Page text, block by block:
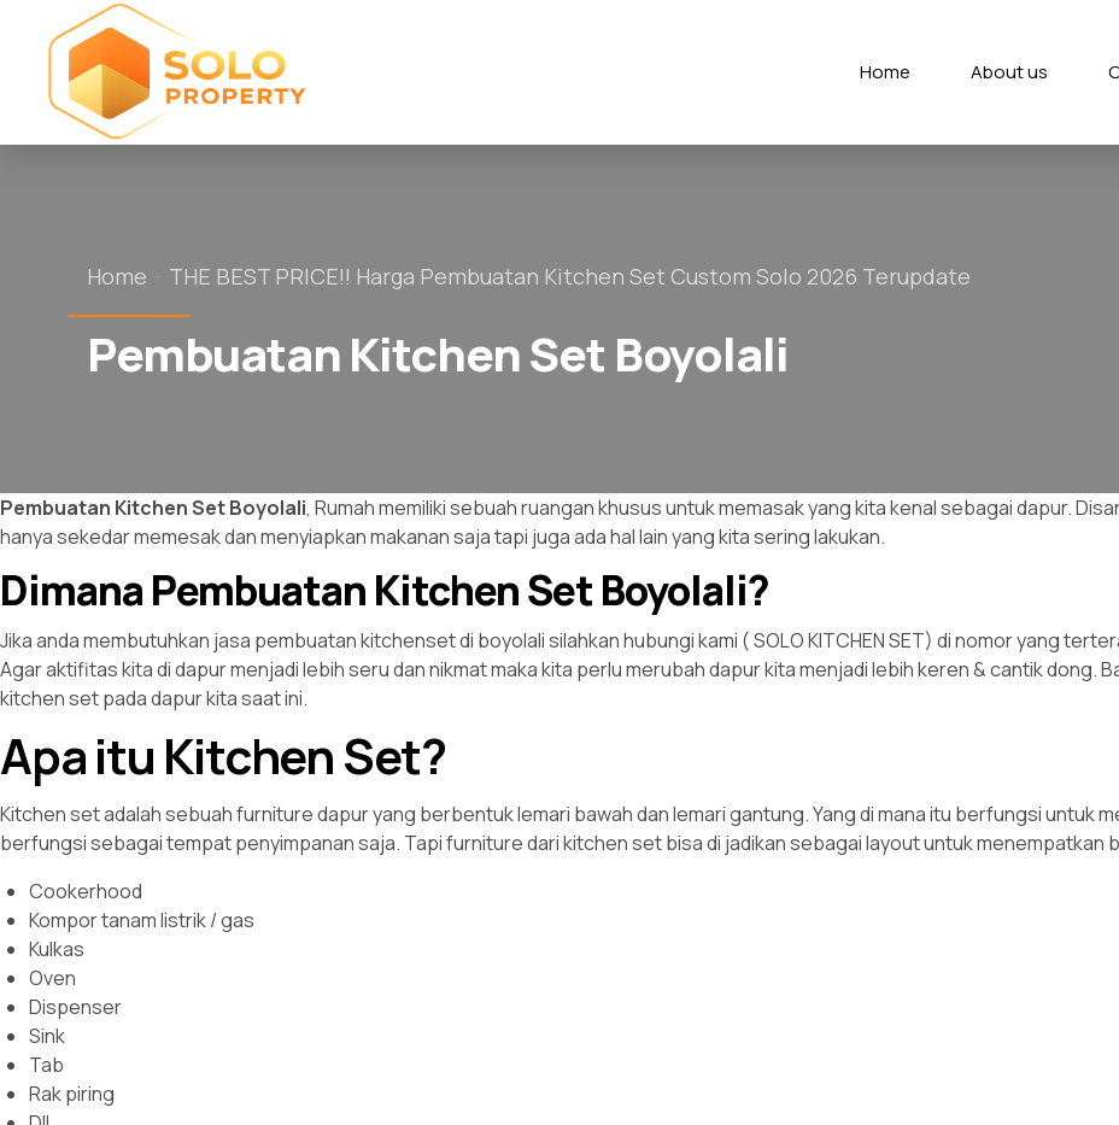
Home About us
Home THE BEST PRICE!! Harga Pembuatan Kitchen Set Custom Solo 2026 Terupdate
Pembuatan Kitchen Set Boyolali
Pembuatan Kitchen SetBoyolali, Rumah memiliki sebuah ruangan khusus untuk memasak yang kita kenal sebagai dapur.
hanya sekedar memesak dan menyiapkan makanan saja tapi juga ada hal lain yang kita sering lakukan.
Dimana Pembuatan Kitchen Set Boyolali?
Jika anda membutuhkan jasa pembuatan kitchenset di boyolali silahkan hubungi kami ( SOLO KITCHEN SET) di nomor yang
Agar aktifitas kita di dapur menjadi lebih seru dan nikmat maka kita perlu merubah dapur kita menjadi lebih keren & cantik dong.
kitchen set pada dapur kita saat ini.
Apa itu Kitchen Set?
Kitchen set adalah sebuah furniture dapur yang berbentuk lemari bawah dan lemari gantung. Yang di mana itu berfungsi untuk
berfungsi sebagai tempat penyimpanan saja. Tapi furniture dari kitchen set bisa di jadikan sebagai layout untuk menempatkan
Cookerhood
Kompor tanam listrik / gas
Kulkas
Oven
Dispenser
Sink
Tab
Rak piring